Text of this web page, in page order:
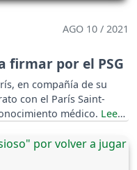
AGO 10 / 2021
firmar por el PSG
en compañía de su
con el París Saint-
médico.